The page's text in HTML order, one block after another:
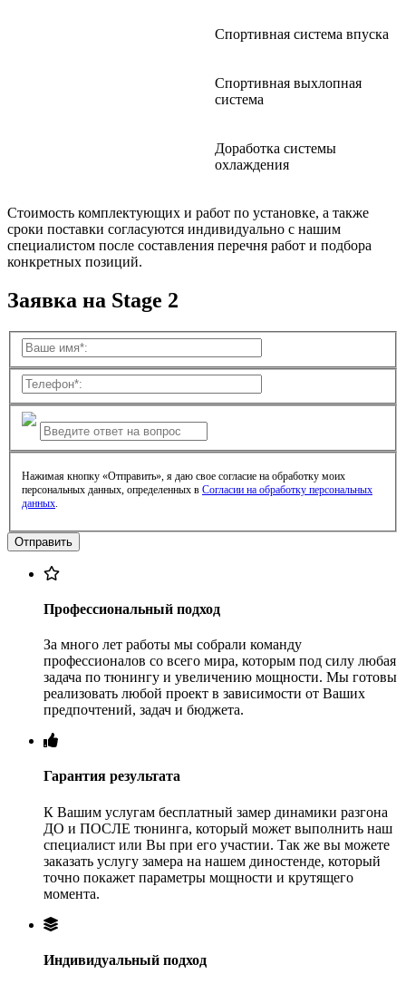
Спортивная система впуска
Спортивная выхлопная
система
Доработка системы
охлаждения
Стоимость комплектующих и работ по установке, а также
сроки поставки согласуются индивидуально с нашим
специалистом после составления перечня работ и подбора
конкретных позиций.
Заявка на Stage 2
Нажимая кнопку «Отправить», я даю свое согласие на обработку моих
персональных данных, определенных в Согласии на обработку персональных
данных
Профессиональный подход
За много лет работы мы собрали команду
профессионалов со всего мира, которым под силу любая
задача по тюнингу и увеличению мощности. Мы готовы
реализовать любой проект в зависимости от Ваших
предпочтений, задач и бюджета.
Гарантия результата
К Вашим услугам бесплатный замер динамики разгона
ДО и ПОСЛЕ тюнинга, который может выполнить наш
специалист или Вы при его участии. Так же вы можете
заказать услугу замера на нашем диностенде, который
точно покажет параметры мощности и крутящего
момента.
Индивидуальный подход